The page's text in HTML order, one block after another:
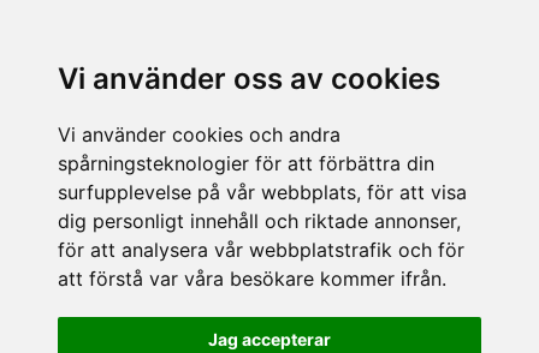
Vi använder oss av cookies
Vi använder cookies och andra
spårningsteknologier för att förbättra din
surfupplevelse på vår webbplats, för att visa
dig personligt innehåll och riktade annonser,
för att analysera vår webbplatstrafik och för
att förstå var våra besökare kommer ifrån.
Jag accepterar